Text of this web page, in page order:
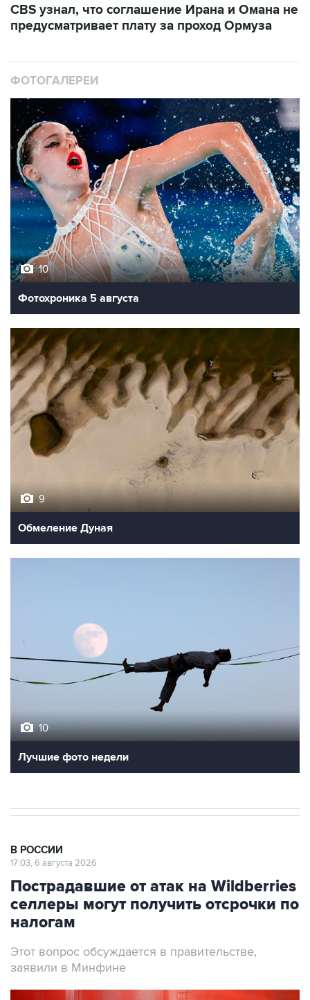
CBS узнал, что соглашение Ирана и Омана не
предусматривает плату за проход Ормуза
ФОТОГАЛЕРЕИ
10
Фотохроника 5 августа
9
Обмеление Дуная
10
Лучшие фото недели
В РОССИИ
17:03, 6 августа 2026
Пострадавшие от атак на Wildberries
селлеры могут получить отсрочки по
налогам
Этот вопрос обсуждается в правительстве,
заявили в Минфине